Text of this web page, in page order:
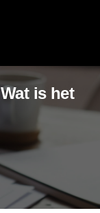
is het